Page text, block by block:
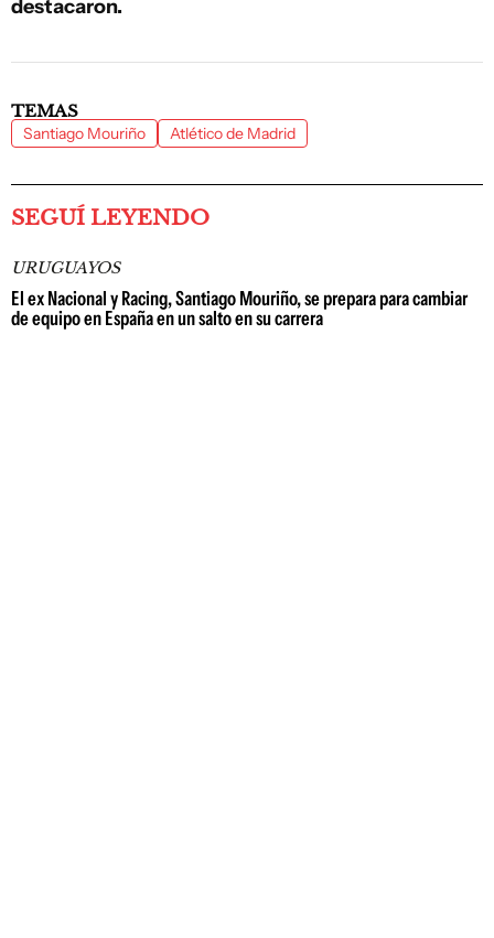
destacaron.
TEMAS
Santiago Mouriño Atlético de Madrid
SEGUÍ LEYENDO
URUGUAYOS
El ex Nacional y Racing, Santiago Mouriño, se prepara para cambiar
de equipo en España en un salto en su carrera